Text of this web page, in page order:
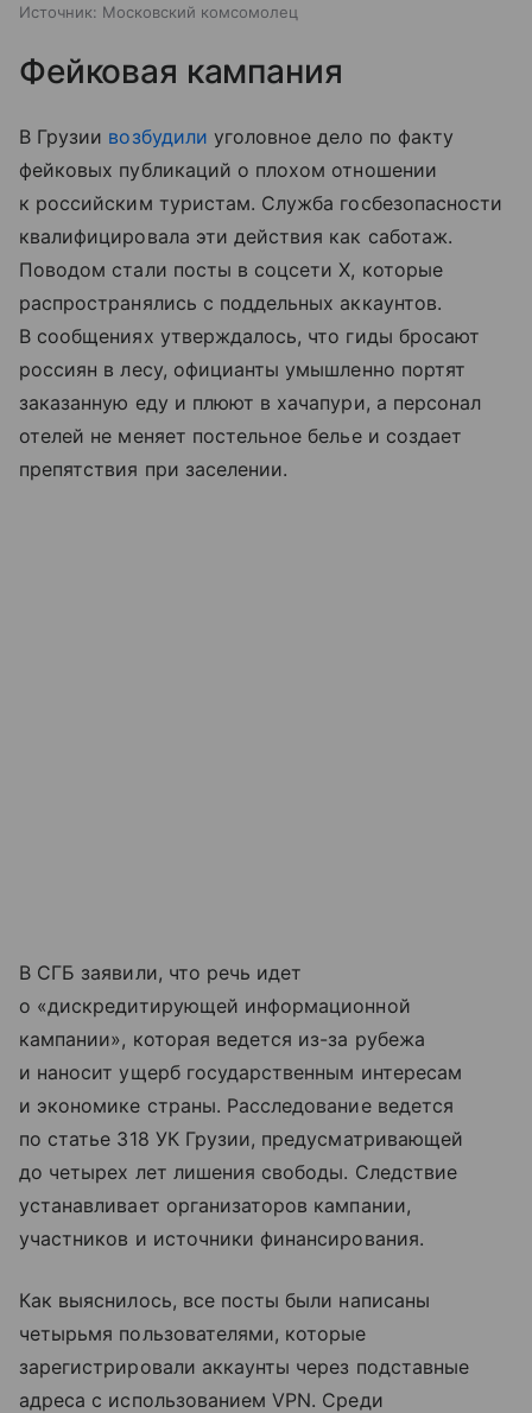
Источник: Московский комсомолец
Фейковая кампания
В Грузии возбудили уголовное дело по факту
фейковых публикаций о плохом отношении
к российским туристам. Служба госбезопасности
квалифицировала эти действия как саботаж.
Поводом стали посты в соцсети X, которые
распространялись с поддельных аккаунтов.
В сообщениях утверждалось, что гиды бросают
россиян в лесу, официанты умышленно портят
заказанную еду и плюют в хачапури, а персонал
отелей не меняет постельное белье и создает
препятствия при заселении.
В СГБ заявили, что речь идет
о «дискредитирующей информационной
кампании», которая ведется из-за рубежа
и наносит ущерб государственным интересам
и экономике страны. Расследование ведется
по статье 318 УК Грузии, предусматривающей
до четырех лет лишения свободы. Следствие
устанавливает организаторов кампании,
участников и источники финансирования.
Как выяснилось, все посты были написаны
четырьмя пользователями, которые
зарегистрировали аккаунты через подставные
адреса с использованием VPN. Среди